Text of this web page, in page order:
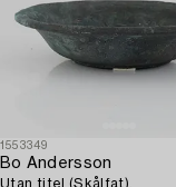
1553349
Bo Andersson
Utan titel (Skålfat).